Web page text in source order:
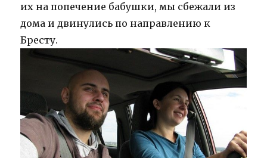
их на попечение бабушки, мы сбежали из
дома и двинулись по направлению к
Бресту.